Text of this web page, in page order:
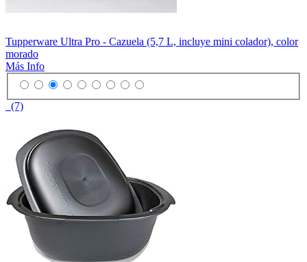
Tupperware Ultra Pro - Cazuela (5,7 L, incluye mini colador), color
morado
Más Info
(7)